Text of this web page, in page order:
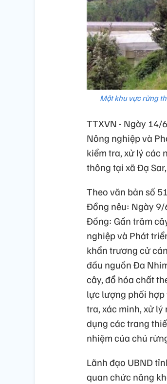
Một khu vực rừng
TTXVN - Ngày 14/
Nông nghiệp và
kiểm tra, xử lý các
thông tại xã Đạ
Theo văn bản số
Đồng nêu: Ngày
Đồng: Gần trăm
nghiệp và Phát
khẩn trương cử
đầu nguồn Đa
cây, đổ hóa chất
lực lượng phối
tra, xác minh, xử
dụng các trang
nhiệm của chủ
Lãnh đạo UBND
quan chức năng